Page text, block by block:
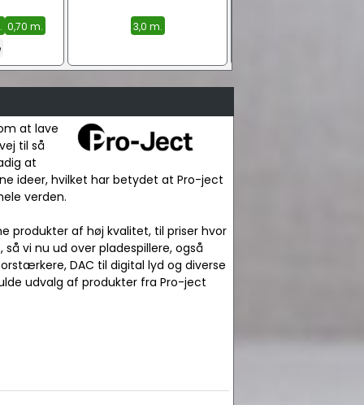
0,70 m.
3,0 m.
at lave
til så
at
ideer, hvilket har betydet at Pro-ject
verden.
produkter af høj kvalitet, til priser hvor
vi nu ud over pladespillere, også
DAC til digital lyd og diverse
udvalg af produkter fra Pro-ject